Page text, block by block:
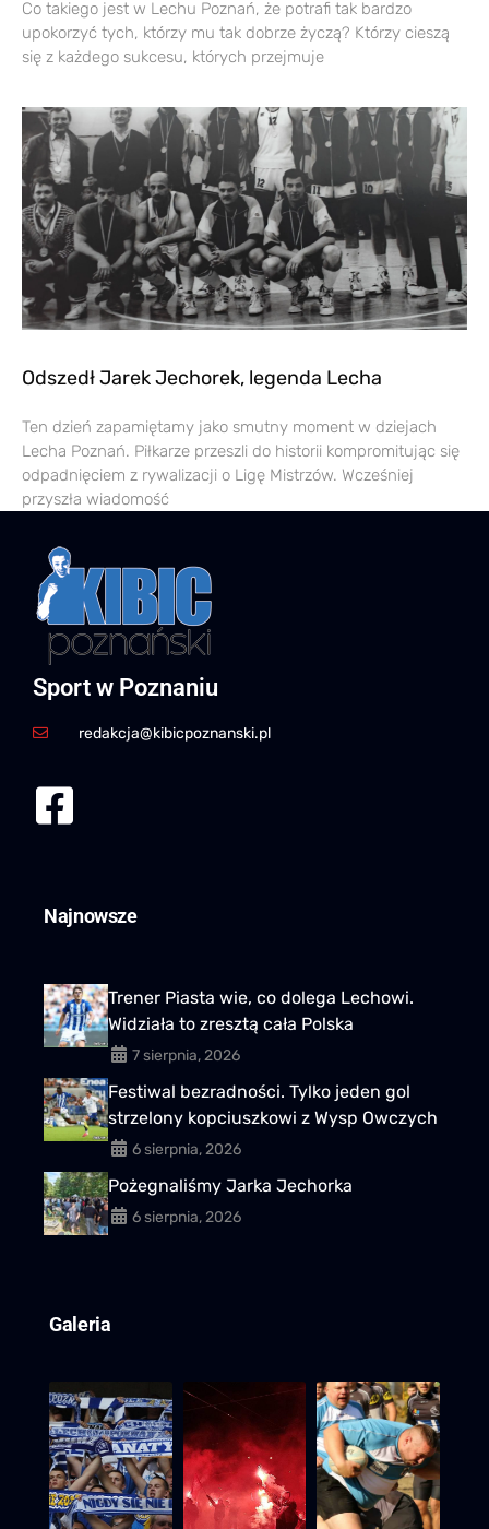
Co takiego jest w Lechu Poznań, że potrafi tak bardzo
upokorzyć tych, którzy mu tak dobrze życzą? Którzy cieszą
się z każdego sukcesu, których przejmuje
Odszedł Jarek Jechorek, legenda Lecha
Ten dzień zapamiętamy jako smutny moment w dziejach
Lecha Poznań. Piłkarze przeszli do historii kompromitując się
odpadnięciem z rywalizacji o Ligę Mistrzów. Wcześniej
przyszła wiadomość
Sport w Poznaniu
redakcja@kibicpoznanski.pl
Najnowsze
Trener Piasta wie, co dolega Lechowi.
Widziała to zresztą cała Polska
7 sierpnia, 2026
Festiwal bezradności. Tylko jeden gol
strzelony kopciuszkowi z Wysp Owczych
6 sierpnia, 2026
Pożegnaliśmy Jarka Jechorka
6 sierpnia, 2026
Galeria